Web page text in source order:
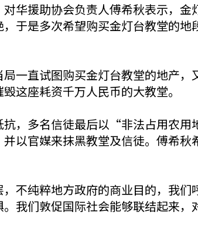
华援助协会负责人傅希秋表示，
于是多次希望购买金灯台教堂的
一直试图购买金灯台教堂的地产
这座耗资千万人民币的大教堂。
抗，多名信徒最后以“非法占用农
以官媒来抹黑教堂及信徒。傅希秋
不纯粹地方政府的商业目的，我
我们敦促国际社会能够联结起来